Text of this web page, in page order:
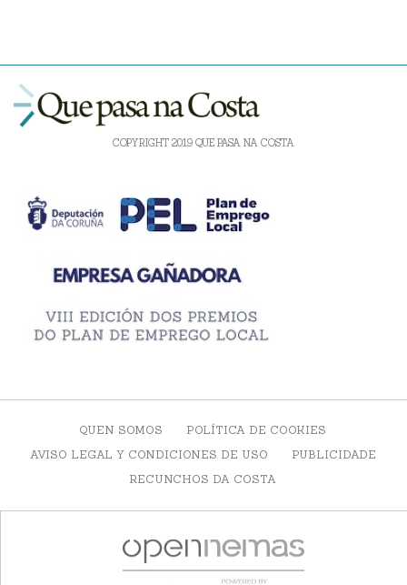
COPYRIGHT 2019 QUE PASA NA COSTA
QUEN SOMOS
POLÍTICA DE COOKIES
AVISO LEGAL Y CONDICIONES DE USO
PUBLICIDADE
RECUNCHOS DA COSTA